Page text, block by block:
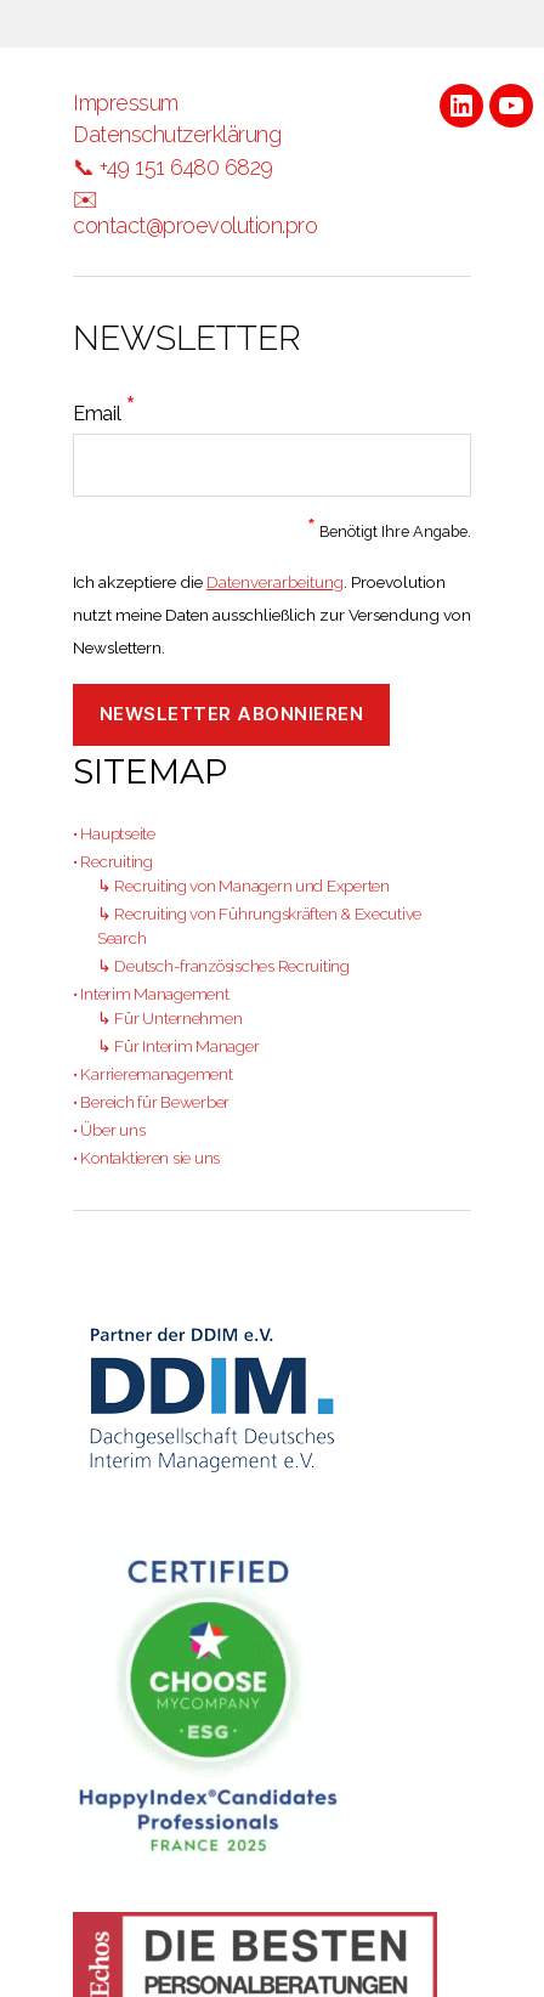
Impressum
Datenschutzerklärung
📞 +49 151 6480 6829
✉️
contact@proevolution.pro
NEWSLETTER
Email *
* Benötigt Ihre Angabe.
Ich akzeptiere die Datenverarbeitung . Proevolution
nutzt meine Daten ausschließlich zur Versendung von
Newslettern.
SITEMAP
• Hauptseite
• Recruiting
↳ Recruiting von Managern und Experten
↳ Recruiting von Führungskräften & Executive
Search
↳ Deutsch-französisches Recruiting
• Interim Management
↳ Für Unternehmen
↳ Für Interim Manager
• Karrieremanagement
• Bereich für Bewerber
• Über uns
• Kontaktieren sie uns